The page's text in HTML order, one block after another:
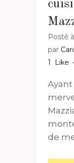
Posté
par
1
Like
de